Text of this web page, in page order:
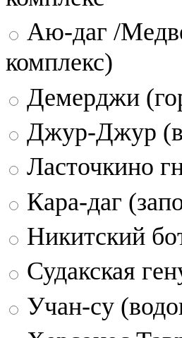
Аю-даг /
комплекс)
Демерджи
Джур-Джур
Ласточкино
Кара-даг
Никитский
Судакская
Учан-су